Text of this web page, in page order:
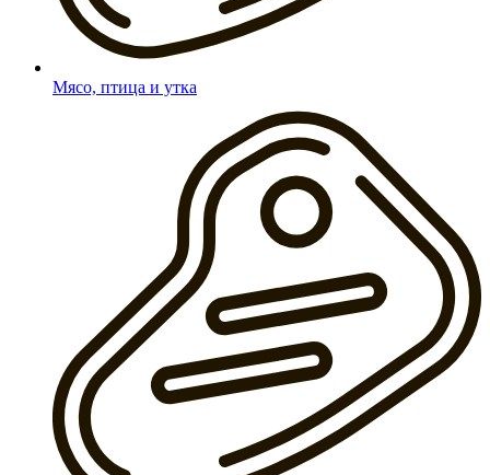
Мясо, птица и утка